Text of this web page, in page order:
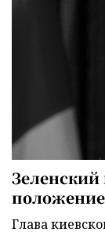
Глава